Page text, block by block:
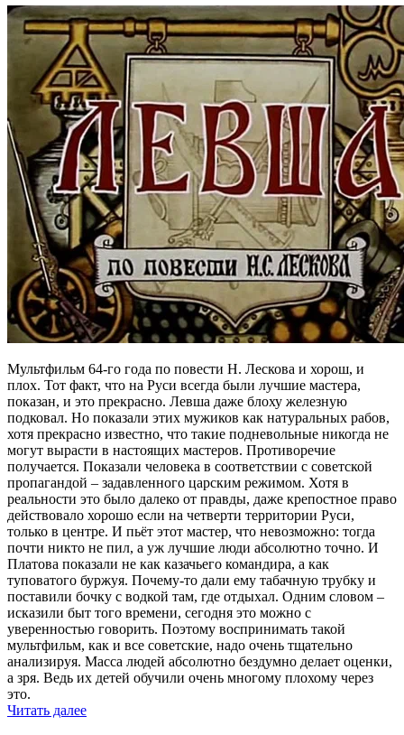
Мультфильм 64-го года по повести Н. Лескова и хорош, и
плох. Тот факт, что на Руси всегда были лучшие мастера,
показан, и это прекрасно. Левша даже блоху железную
подковал. Но показали этих мужиков как натуральных рабов,
хотя прекрасно известно, что такие подневольные никогда не
могут вырасти в настоящих мастеров. Противоречие
получается. Показали человека в соответствии с советской
пропагандой – задавленного царским режимом. Хотя в
реальности это было далеко от правды, даже крепостное право
действовало хорошо если на четверти территории Руси,
только в центре. И пьёт этот мастер, что невозможно: тогда
почти никто не пил, а уж лучшие люди абсолютно точно. И
Платова показали не как казачьего командира, а как
туповатого буржуя. Почему-то дали ему табачную трубку и
поставили бочку с водкой там, где отдыхал. Одним словом –
исказили быт того времени, сегодня это можно с
уверенностью говорить. Поэтому воспринимать такой
мультфильм, как и все советские, надо очень тщательно
анализируя. Масса людей абсолютно бездумно делает оценки,
а зря. Ведь их детей обучили очень многому плохому через
это.
Читать далее